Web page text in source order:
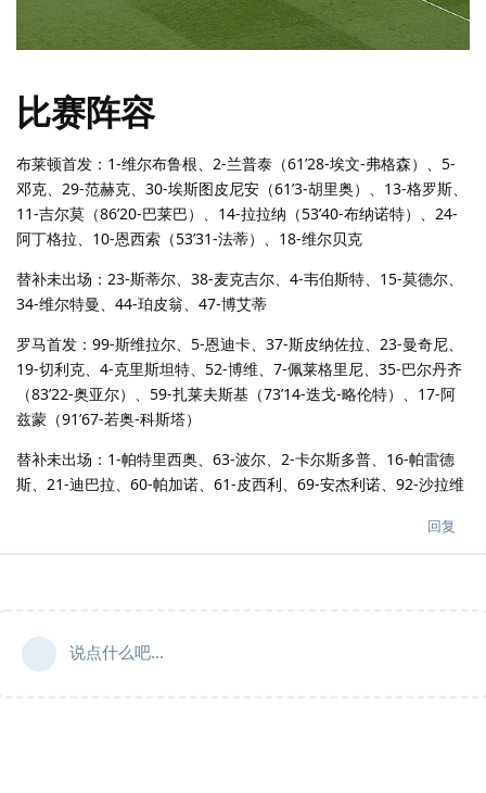
比赛阵容
布莱顿首发：1-维尔布鲁根、2-兰普泰（61’28-埃文-弗格森）、5-
邓克、29-范赫克、30-埃斯图皮尼安（61’3-胡里奥）、13-格罗斯、
11-吉尔莫（86’20-巴莱巴）、14-拉拉纳（53’40-布纳诺特）、24-
阿丁格拉、10-恩西索（53’31-法蒂）、18-维尔贝克
替补未出场：23-斯蒂尔、38-麦克吉尔、4-韦伯斯特、15-莫德尔、
34-维尔特曼、44-珀皮翁、47-博艾蒂
罗马首发：99-斯维拉尔、5-恩迪卡、37-斯皮纳佐拉、23-曼奇尼、
19-切利克、4-克里斯坦特、52-博维、7-佩莱格里尼、35-巴尔丹齐
（83’22-奥亚尔）、59-扎莱夫斯基（73’14-迭戈-略伦特）、17-阿
兹蒙（91’67-若奥-科斯塔）
替补未出场：1-帕特里西奥、63-波尔、2-卡尔斯多普、16-帕雷德
斯、21-迪巴拉、60-帕加诺、61-皮西利、69-安杰利诺、92-沙拉维
回复
说点什么吧...